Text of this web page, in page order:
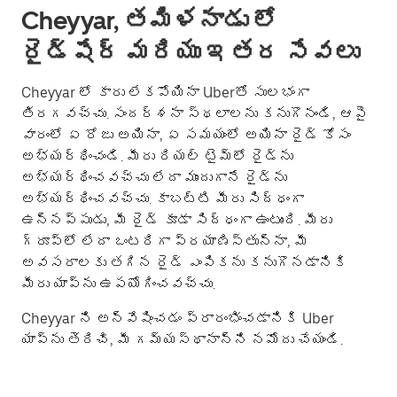
Cheyyar, తమిళనాడు లో
రైడ్‌షేర్ మరియు ఇతర సేవలు
Cheyyar లో కారు లేకపోయినా Uberతో సులభంగా
తిరగవచ్చు. సందర్శనా స్థలాలను కనుగొనండి, ఆపై
వారంలో ఏ రోజు అయినా, ఏ సమయంలో అయినా రైడ్ కోసం
అభ్యర్థించండి. మీరు రియల్ టైమ్‌లో రైడ్‌ను
అభ్యర్థించవచ్చు లేదా ముందుగానే రైడ్‌ను
అభ్యర్థించవచ్చు. కాబట్టి మీరు సిద్ధంగా
ఉన్నప్పుడు, మీ రైడ్ కూడా సిద్ధంగా ఉంటుంది. మీరు
గ్రూప్؜లో లేదా ఒంటరిగా ప్రయాణిస్తున్నా, మీ
అవసరాలకు తగిన రైడ్ ఎంపికను కనుగొనడానికి
మీరు యాప్‌ను ఉపయోగించవచ్చు.
Cheyyar ని అన్వేషించడం ప్రారంభించడానికి Uber
యాప్‌ను తెరిచి, మీ గమ్యస్థానాన్ని నమోదు చేయండి.